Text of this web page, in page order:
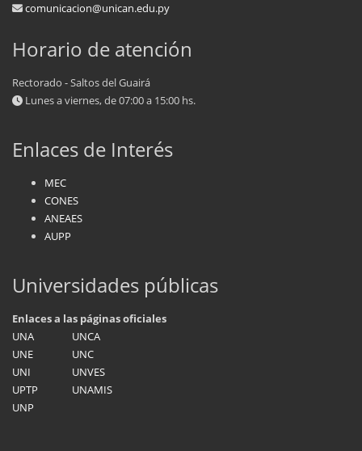
comunicacion@unican.edu.py
Horario de atención
Rectorado - Saltos del Guairá
Lunes a viernes, de 07:00 a 15:00 hs.
Enlaces de Interés
MEC
CONES
ANEAES
AUPP
Universidades públicas
Enlaces a las páginas oficiales
UNA
UNCA
UNE
UNC
UNI
UNVES
UPTP
UNAMIS
UNP